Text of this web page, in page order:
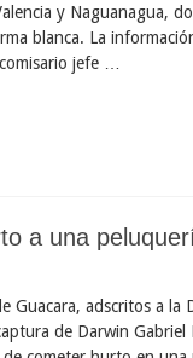
y Naguanagua,
blanca. La
jefe …
a una
Guacara, adscritos a la
de Darwin Gabriel